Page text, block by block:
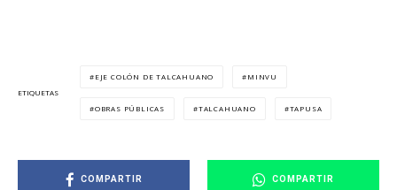
ETIQUETAS
EJE COLÓN DE TALCAHUANO MINVU
OBRAS PÚBLICAS TALCAHUANO TAPUSA
COMPARTIR COMPARTIR